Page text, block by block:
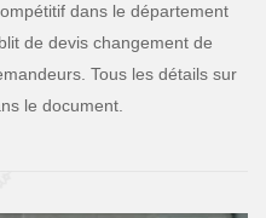
dans le département
de devis changement de
Tous les détails sur
le document.